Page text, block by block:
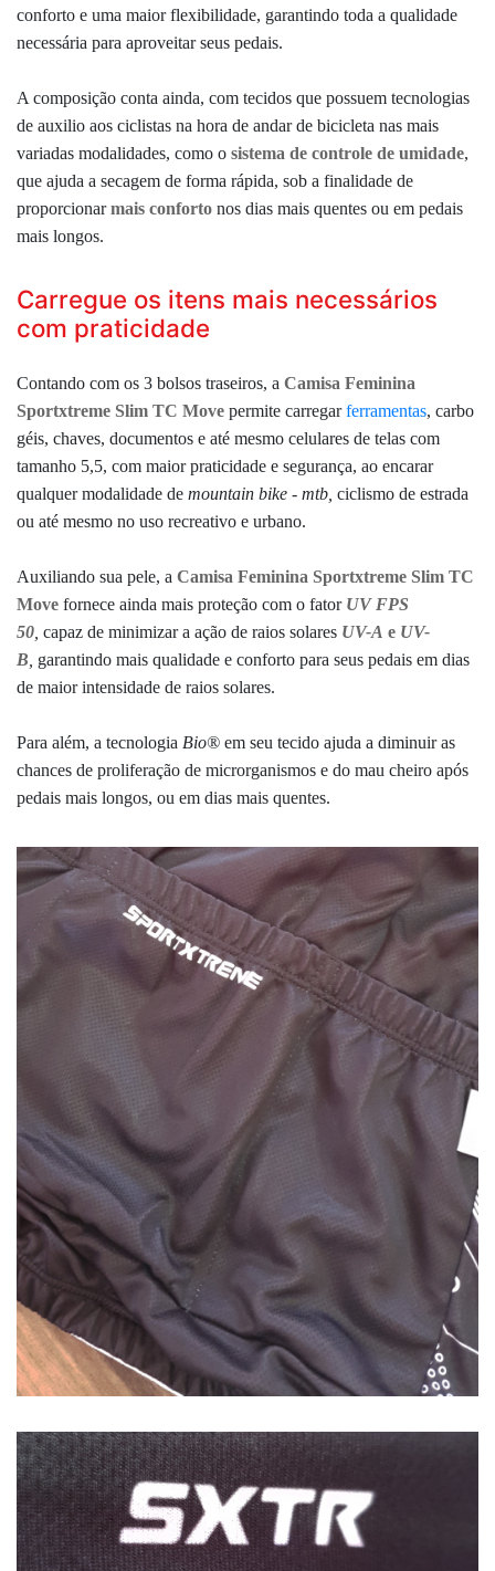
conforto e uma maior flexibilidade, garantindo toda a qualidade
necessária para aproveitar seus pedais.
A composição conta ainda, com tecidos que possuem tecnologias
de auxilio aos ciclistas na hora de andar de bicicleta nas mais
variadas modalidades, como o sistema de controle de umidade,
que ajuda a secagem de forma rápida, sob a finalidade de
proporcionarmais conforto nos dias mais quentes ou em pedais
mais longos.
Carregue os itens mais necessários
com praticidade
Contando com os 3 bolsos traseiros, a Camisa Feminina
Sportxtreme Slim TC Move permite carregar ferramentas, carbo
géis, chaves, documentos e até mesmo celulares de telas com
tamanho 5,5, com maior praticidade e segurança, ao encarar
qualquer modalidade de mountain bike - mtb, ciclismo de estrada
ou até mesmo no uso recreativo e urbano.
Auxiliando sua pele, a Camisa Feminina Sportxtreme Slim TC
Move fornece ainda mais proteção com o fator UV FPS
50 capaz de minimizar a ação de raios solares UV-A e UV-
B garantindo mais qualidade e conforto para seus pedais em dias
de maior intensidade de raios solares.
Para além, a tecnologia Bio® em seu tecido ajuda a diminuir as
chances de proliferação de microrganismos e do mau cheiro após
pedais mais longos, ou em dias mais quentes.